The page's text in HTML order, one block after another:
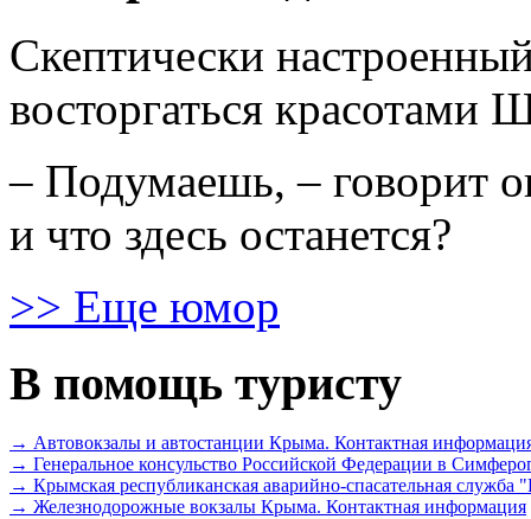
Скептически
восторгаться красотами
– Подумаешь, – говорит
и что здесь останется?
>> Еще юмор
В помощь туристу
→ Автовокзалы и автостанции Крыма. Контактная
→ Генеральное консульство Российской Федерации в
→ Крымская республиканская аварийно-спасательная
→ Железнодорожные вокзалы Крыма. Контактная информация